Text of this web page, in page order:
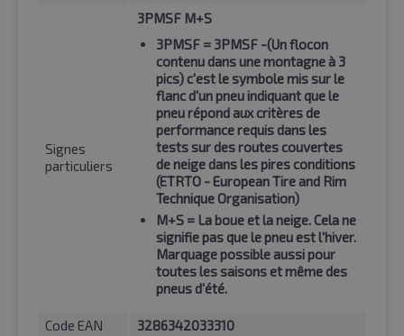
Signes
particuliers
3PMSF M+S
3PMSF = 3PMSF -(Un flocon
contenu dans une montagne à 3
pics) c'est le symbole mis sur le
flanc d'un pneu indiquant que le
pneu répond aux critères de
performance requis dans les
tests sur des routes couvertes
de neige dans les pires conditions
(ETRTO - European Tire and Rim
Technique Organisation)
M+S = La boue et la neige. Cela ne
signifie pas que le pneu est l'hiver.
Marquage possible aussi pour
toutes les saisons et même des
pneus d'été.
Code EAN 3286342033310